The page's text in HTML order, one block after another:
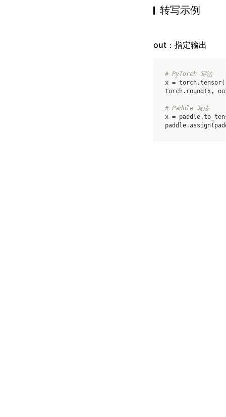
转写示例
out：指定输出
# PyTorch 写法
x = torch.tensor
torch. round (x,
# Paddle 写法
x = paddle.
paddle.assign(